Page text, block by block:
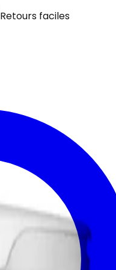
Retours faciles